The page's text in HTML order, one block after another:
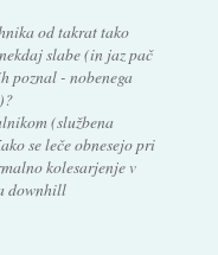
od takrat tako
slabe (in jaz pač
poznal - nobenega
(službena
se leče obnesejo pri
kolesarjenje v
downhill